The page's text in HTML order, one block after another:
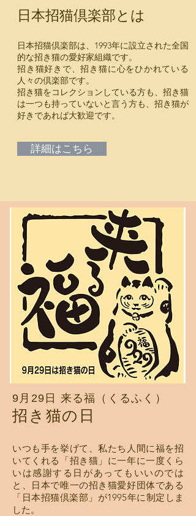
日本招猫倶楽部とは
日本招猫倶楽部は、1993年に設立された全国
的な招き猫の愛好家組織です。
招き猫好きで、招き猫に心をひかれている
人々の倶楽部です。
招き猫をコレクションしている方も、招き猫
は一つも持っていないと言う方も、招き猫が
好きであれば大歓迎です。
詳細はこちら
9月29日 来る福（くるふく）
招き猫の日
いつも手を挙げて、私たち人間に福を招
いてくれる「招き猫」に一年に一度くら
いは感謝する日があってもいいのでは
と、日本で唯一の招き猫愛好団体である
「日本招猫倶楽部」が1995年に制定しま
した。